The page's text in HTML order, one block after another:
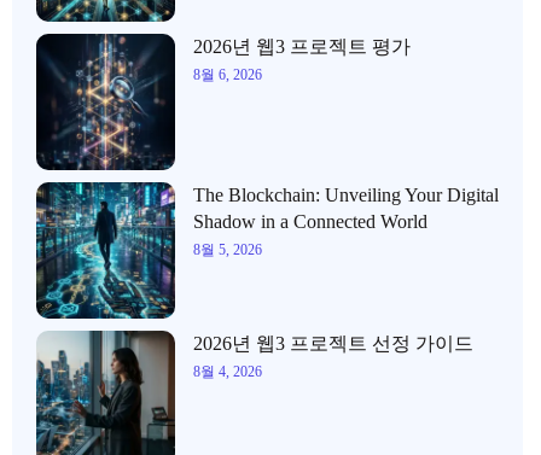
2026년 웹3 프로젝트 평가
8월 6, 2026
The Blockchain: Unveiling Your Digital
Shadow in a Connected World
8월 5, 2026
2026년 웹3 프로젝트 선정 가이드
8월 4, 2026